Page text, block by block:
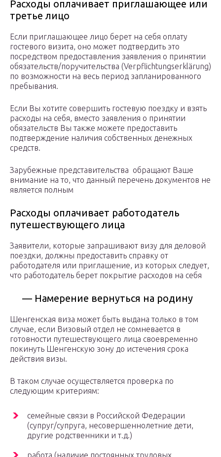
Расходы оплачивает приглашающее или
третье лицо
Если приглашающее лицо берет на себя оплату
гостевого визита, оно может подтвердить это
посредством предоставления заявления о принятии
обязательств/поручительства (Verpflichtungserklärung)
по возможности на весь период запланированного
пребывания.
Если Вы хотите совершить гостевую поездку и взять
расходы на себя, вместо заявления о принятии
обязательств Вы также можете предоставить
подтверждение наличия собственных денежных
средств.
Зарубежные представительства обращают Ваше
внимание на то, что данный перечень документов не
является полным
Расходы оплачивает работодатель
путешествующего лица
Заявители, которые запрашивают визу для деловой
поездки, должны предоставить справку от
работодателя или приглашение, из которых следует,
что работодатель берет покрытие расходов на себя
— Намерение вернуться на родину
Шенгенская виза может быть выдана только в том
случае, если Визовый отдел не сомневается в
готовности путешествующего лица своевременно
покинуть Шенгенскую зону до истечения срока
действия визы.
В таком случае осуществляется проверка по
следующим критериям:
семейные связи в Российской Федерации
(супруг/супруга, несовершеннолетние дети,
другие родственники и т.д.)
работа (наличие постоянных трудовых